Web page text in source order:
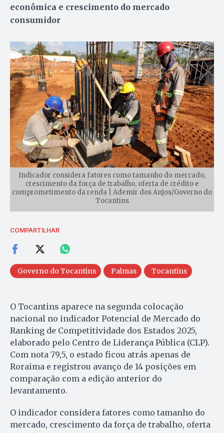
econômica e crescimento do mercado
consumidor
Indicador considera fatores como tamanho do mercado,
crescimento da força de trabalho, oferta de crédito e
comprometimento da renda | Ademir dos Anjos/Governo do
Tocantins
COMPARTILHAR
Governo do Tocantins Palmas Tocantins
O Tocantins aparece na segunda colocação
nacional no indicador Potencial de Mercado do
Ranking de Competitividade dos Estados 2025,
elaborado pelo Centro de Liderança Pública (CLP).
Com nota 79,5, o estado ficou atrás apenas de
Roraima e registrou avanço de 14 posições em
comparação com a edição anterior do
levantamento.
O indicador considera fatores como tamanho do
mercado, crescimento da força de trabalho, oferta